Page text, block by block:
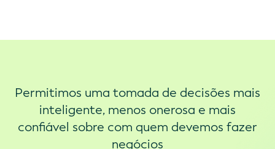
Permitimos uma tomada de decisões mais
inteligente, menos onerosa e mais
confiável sobre com quem devemos fazer
negócios